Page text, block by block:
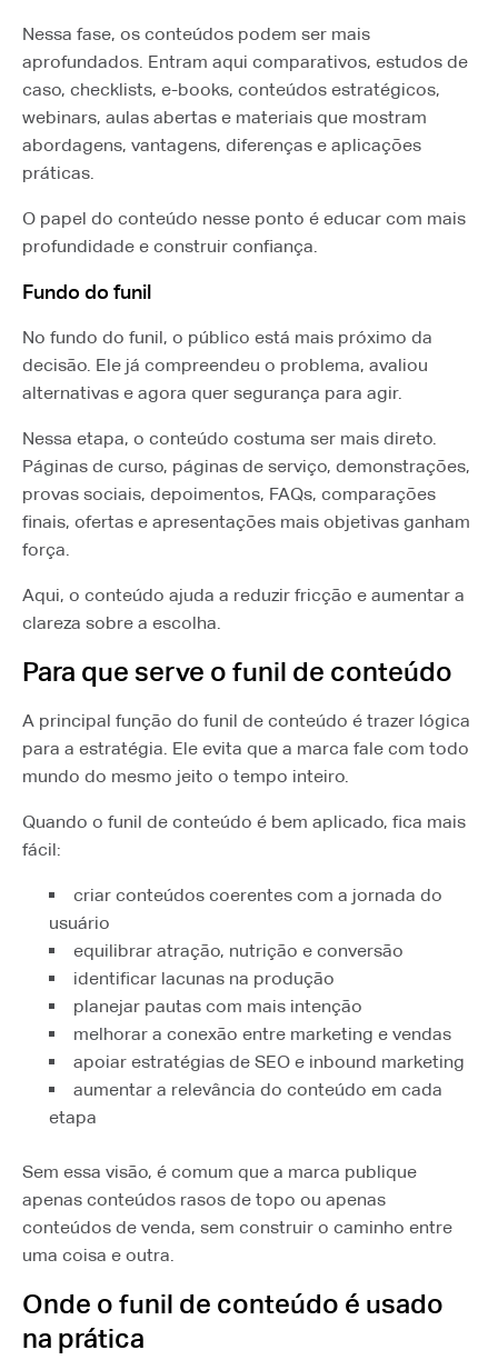
Nessa fase, os conteúdos podem ser mais
aprofundados. Entram aqui comparativos, estudos de
caso, checklists, e-books, conteúdos estratégicos,
webinars, aulas abertas e materiais que mostram
abordagens, vantagens, diferenças e aplicações
práticas.
O papel do conteúdo nesse ponto é educar com mais
profundidade e construir confiança.
Fundo do funil
No fundo do funil, o público está mais próximo da
decisão. Ele já compreendeu o problema, avaliou
alternativas e agora quer segurança para agir.
Nessa etapa, o conteúdo costuma ser mais direto.
Páginas de curso, páginas de serviço, demonstrações,
provas sociais, depoimentos, FAQs, comparações
finais, ofertas e apresentações mais objetivas ganham
força.
Aqui, o conteúdo ajuda a reduzir fricção e aumentar a
clareza sobre a escolha.
Para que serve o funil de conteúdo
A principal função do funil de conteúdo é trazer lógica
para a estratégia. Ele evita que a marca fale com todo
mundo do mesmo jeito o tempo inteiro.
Quando o funil de conteúdo é bem aplicado, fica mais
fácil:
criar conteúdos coerentes com a jornada do
usuário
equilibrar atração, nutrição e conversão
identificar lacunas na produção
planejar pautas com mais intenção
melhorar a conexão entre marketing e vendas
apoiar estratégias de SEO e inbound marketing
aumentar a relevância do conteúdo em cada
etapa
Sem essa visão, é comum que a marca publique
apenas conteúdos rasos de topo ou apenas
conteúdos de venda, sem construir o caminho entre
uma coisa e outra.
Onde o funil de conteúdo é usado
na prática